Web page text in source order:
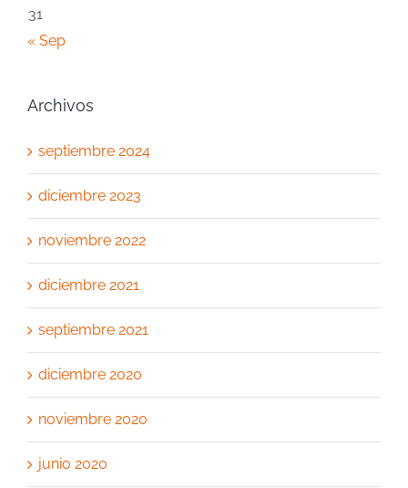
31
« Sep
Archivos
septiembre 2024
diciembre 2023
noviembre 2022
diciembre 2021
septiembre 2021
diciembre 2020
noviembre 2020
junio 2020